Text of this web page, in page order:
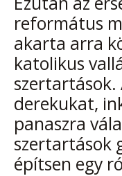
református
akarta arra
katolikus
derekukat,
panaszra
szertartások
építsen egy